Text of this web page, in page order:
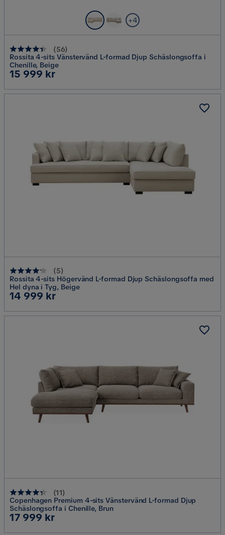
+4
(56)
Rossita 4-sits Vänstervänd L-formad Djup Schäslongsoffa i
Chenille, Beige
Pris
15 999 kr
(5)
Rossita 4-sits Högervänd L-formad Djup Schäslongsoffa med
Hel dyna i Tyg, Beige
Pris
14 999 kr
(11)
Copenhagen Premium 4-sits Vänstervänd L-formad Djup
Schäslongsoffa i Chenille, Brun
Pris
17 999 kr